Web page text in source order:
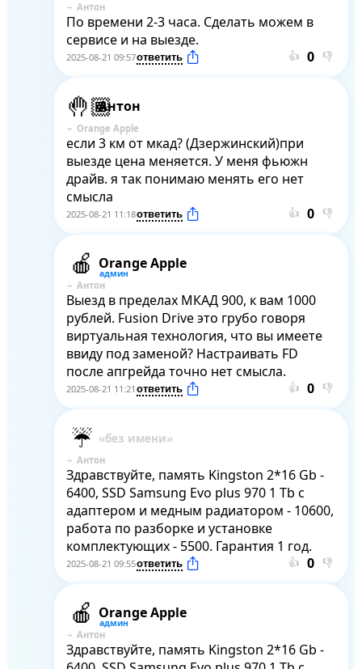
Антон
По времени 2-3 часа. Сделать можем в
сервисе и на выезде.
2025-08-21 09:57 👍 👎
Антон
Orange Apple
если 3 км от мкад? (Дзержинский)при
выезде цена меняется. У меня фьюжн
драйв. я так понимаю менять его нет
смысла
2025-08-21 11:18 👍 👎
Orange Apple
Антон
Выезд в пределах МКАД 900, к вам 1000
рублей. Fusion Drive это грубо говоря
виртуальная технология, что вы имеете
ввиду под заменой? Настраивать FD
после апгрейда точно нет смысла.
2025-08-21 11:21 👍 👎
Антон
Здравствуйте, память Kingston 2*16 Gb -
6400, SSD Samsung Evo plus 970 1 Tb с
адаптером и медным радиатором - 10600,
работа по разборке и установке
комплектующих - 5500. Гарантия 1 год.
2025-08-21 09:55 👍 👎
Orange Apple
Антон
Здравствуйте, память Kingston 2*16 Gb -